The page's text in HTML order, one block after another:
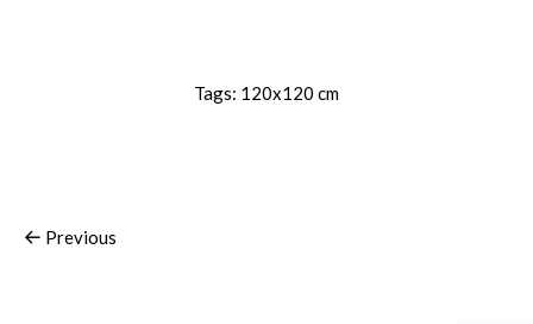
Tags: 120x120 cm
Previous